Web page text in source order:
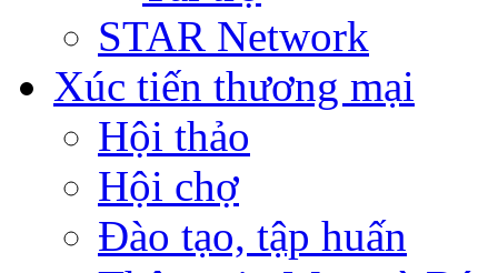
STAR Network
Xúc tiến thương mại
Hội thảo
Hội chợ
Đào tạo, tập huấn